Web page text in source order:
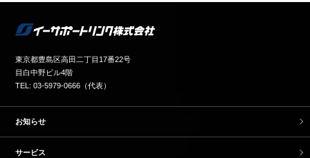
東京都豊島区高田二丁目17番22号
目白中野ビル4階
TEL: 03-5979-0666（代表）
お知らせ
サービス